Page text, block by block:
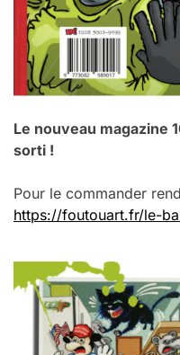
Le nouveau magazine
sorti !
Pour le commander
https://foutouart.fr/le-